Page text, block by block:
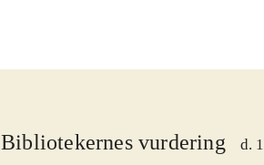
Bibliotekernes vurdering d.